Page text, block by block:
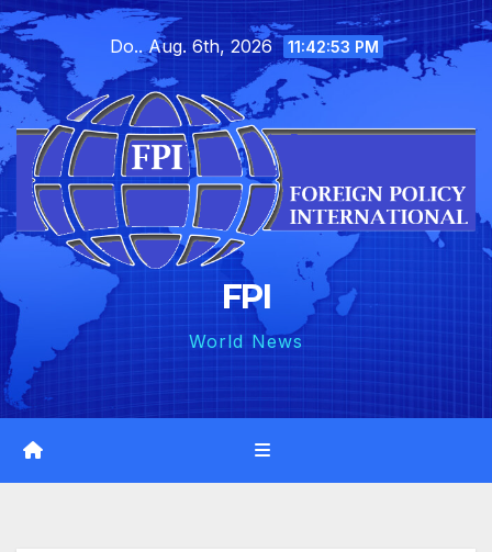
Skip
to
content
Do.. Aug. 6th, 2026 11:42:54 PM
FPI
World News